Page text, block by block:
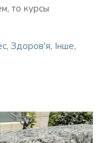
то курсы
, Здоров'я, Інше,